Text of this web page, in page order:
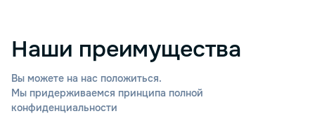
Наши преимущества
Вы можете на нас положиться.
Мы придерживаемся принципа полной
конфиденциальности